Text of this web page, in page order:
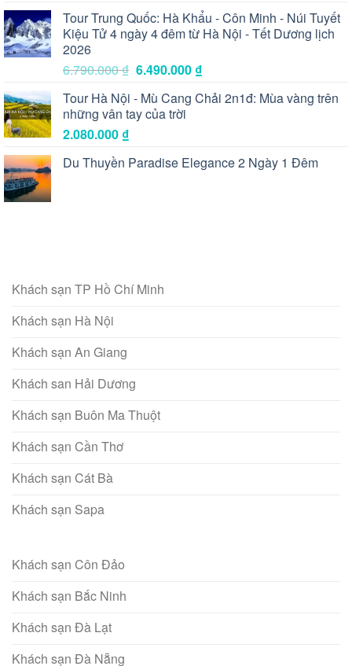
Tour Trung Quốc: Hà Khẩu - Côn Minh - Núi Tuyết
Kiệu Tử 4 ngày 4 đêm từ Hà Nội - Tết Dương lịch
2026
6.790.000₫ Giá
là:
6.790.000 ₫.
6.490.000 ₫Giá
tại
Tour Hà Nội - Mù Cang Chải 2n1đ: Mùa vàng trên
những vân tay của trời
2.080.000 ₫
Du Thuyền Paradise Elegance 2 Ngày 1 Đêm
Khách sạn TP Hồ Chí Minh
Khách sạn Hà Nội
Khách sạn An Giang
Khách san Hải Dương
Khách sạn Buôn Ma Thuột
Khách sạn Cần Thơ
Khách sạn Cát Bà
Khách sạn Sapa
Khách sạn Côn Đảo
Khách sạn Bắc Ninh
Khách sạn Đà Lạt
Khách sạn Đà Nẵng